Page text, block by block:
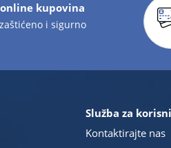
kupovina
i sigurno
Služba za
Kontaktirajte nas